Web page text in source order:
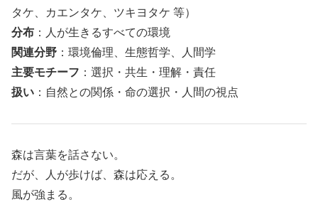
タケ、カエンタケ、ツキヨタケ 等）
分布 ：人が生きるすべての環境
関連分野 ：環境倫理、生態哲学、人間学
主要モチーフ ：選択・共生・理解・責任
扱い ：自然との関係・命の選択・人間の視点
森は言葉を話さない。
だが、人が歩けば、森は応える。
風が強まる。